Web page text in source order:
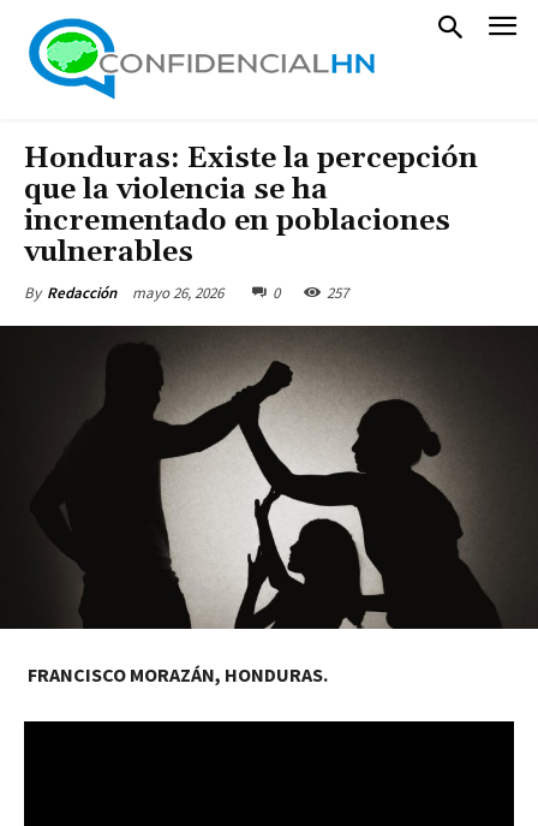
Honduras: Existe la percepción
que la violencia se ha
incrementado en poblaciones
vulnerables
By Redacción mayo 26, 2026 0 257
FRANCISCO MORAZÁN, HONDURAS.